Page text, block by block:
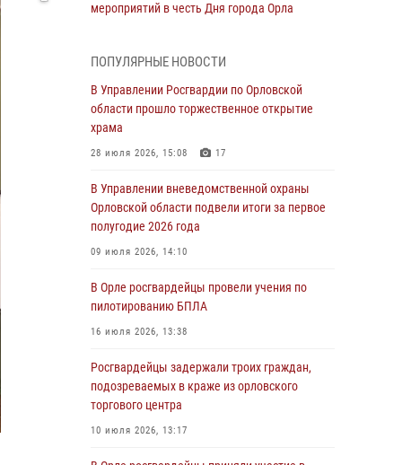
мероприятий в честь Дня города Орла
Начальник регионального Управления
Росгвардии принял участие в митинге в честь
дня освобождения города Орла
05 августа 2026, 13:16
результатах работы за первое полугодие
05 августа 2026, 13:12
За месяц росгвардейцы задержали 15 лиц,
противоправных действий
04 августа 2026, 14:21
росгвардейцев
04 августа 2026, 14:06 2
За месяц росгвардейцы приняли от граждан
ПОПУЛЯРНЫЕ НОВОСТИ
В Управлении Росгвардии по Орловской
области прошло торжественное открытие
храма
28 июля 2026, 15:08 17
В Управлении вневедомственной охраны
Орловской области подвели итоги за первое
полугодие 2026 года
09 июля 2026, 14:10
В Орле росгвардейцы провели учения по
пилотированию БПЛА
16 июля 2026, 13:38
Росгвардейцы задержали троих граждан,
подозреваемых в краже из орловского
торгового центра
10 июля 2026, 13:17